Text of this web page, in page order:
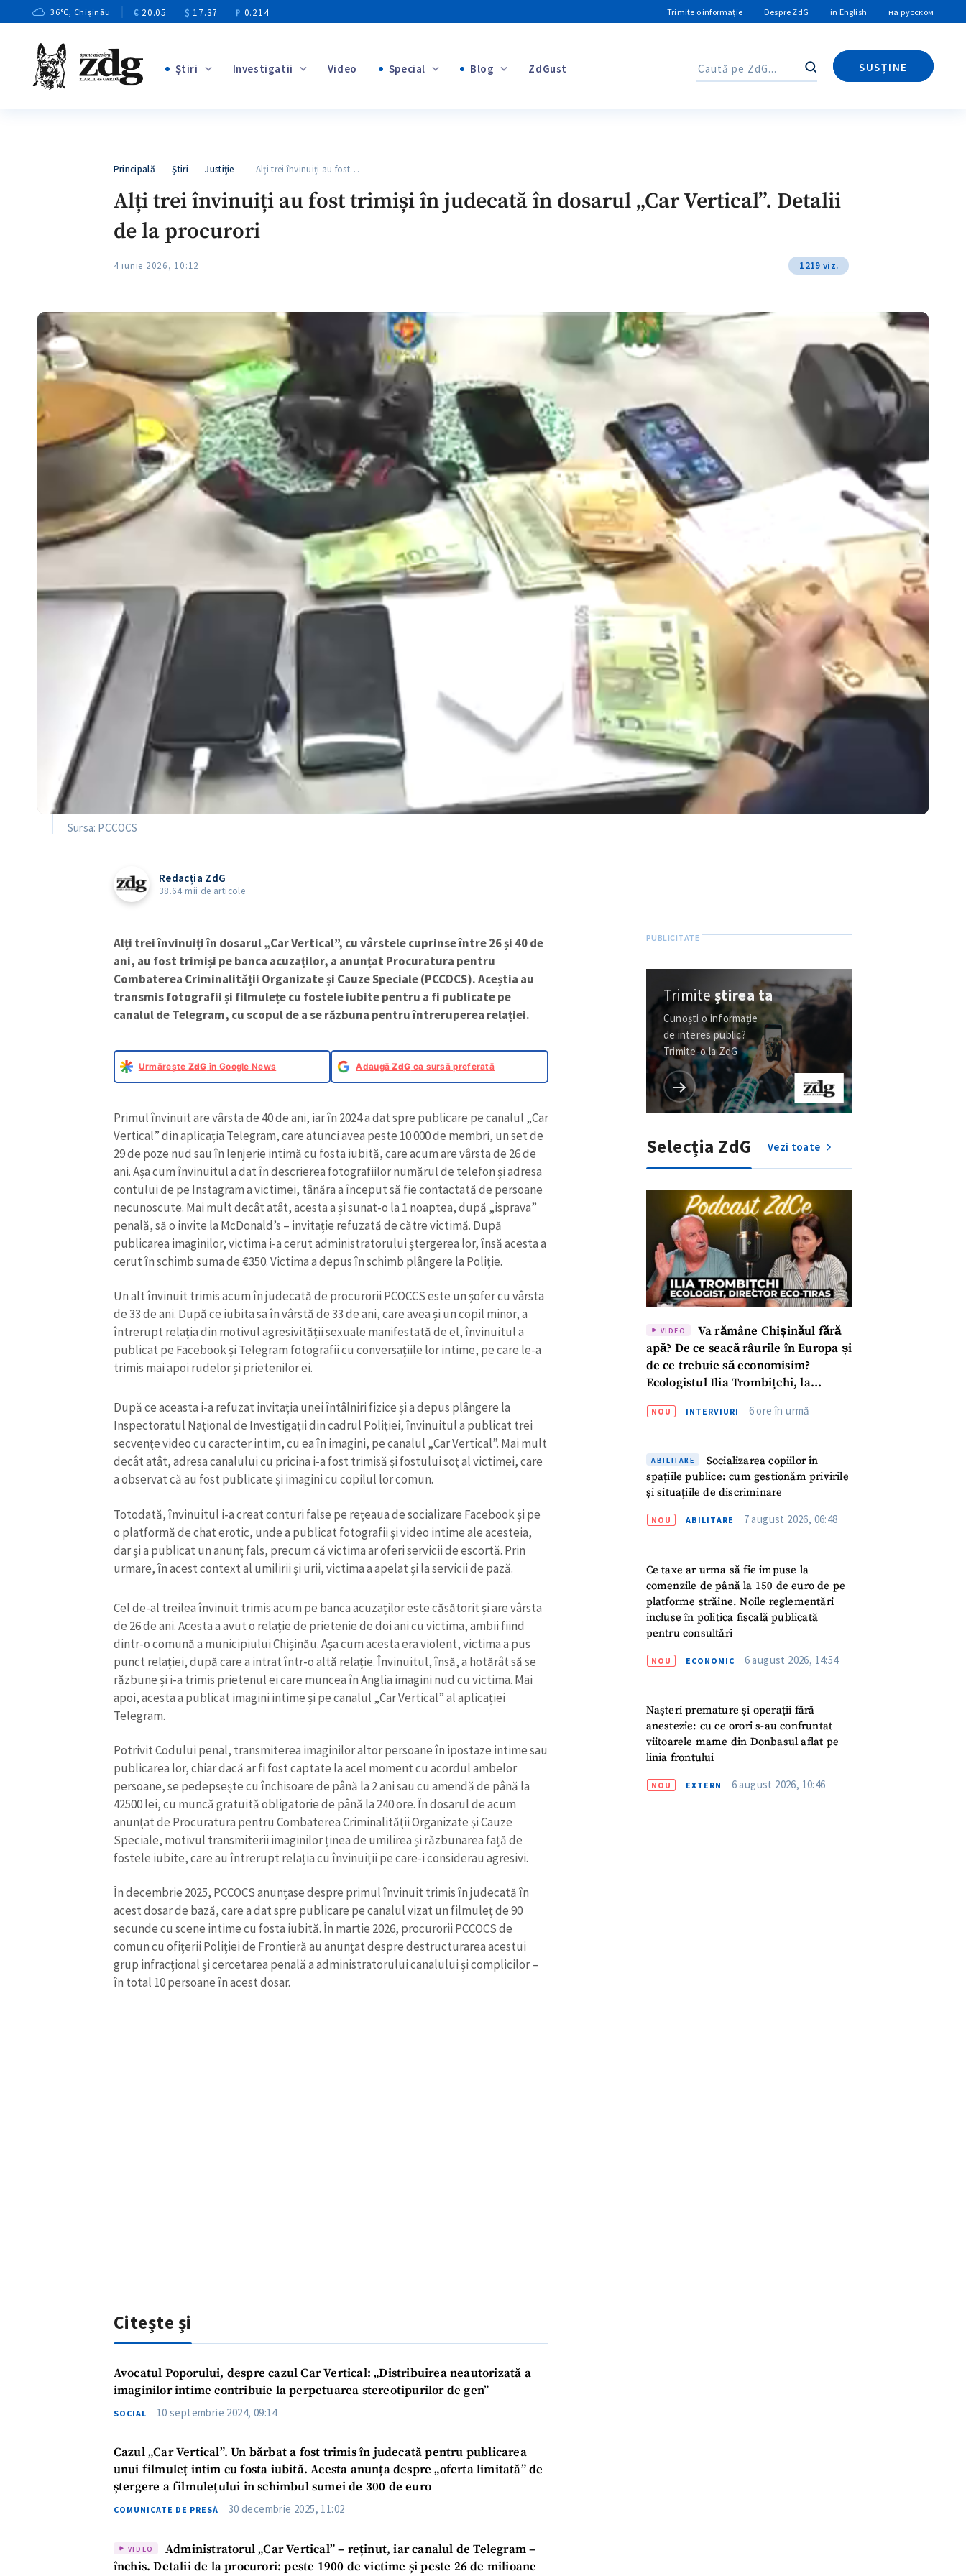
36°C, Chișinău € 20.05 $ 17.37 ₽ 0.214 Trimite o informație Despre ZdG in English на русском
Ştiri Investigatii Video Special Blog ZdGust Caută
SUSȚINE
Caută
Principală —Ştiri —Justiție — Alți trei învinuiți au fost…
Alți trei învinuiți au fost trimiși în judecată în dosarul „Car Vertical”. Detalii
de la procurori
4 iunie 2026, 10:12 1219 viz.
Sursa: PCCOCS
Redacția ZdG
38.64 mii de articole
Alți trei învinuiți în dosarul „Car Vertical”, cu vârstele cuprinse între 26 și 40 de
ani, au fost trimiși pe banca acuzaților, a anunțat Procuratura pentru
Combaterea Criminalității Organizate și Cauze Speciale (PCCOCS). Aceștia au
transmis fotografii și filmulețe cu fostele iubite pentru a fi publicate pe
canalul de Telegram, cu scopul de a se răzbuna pentru întreruperea relației.
Urmărește ZdG în Google News AdaugăZdG ca sursă preferată
Primul învinuit are vârsta de 40 de ani, iar în 2024 a dat spre publicare pe canalul „Car
Vertical” din aplicația Telegram, care atunci avea peste 10 000 de membri, un set de
29 de poze nud sau în lenjerie intimă cu fosta iubită, care acum are vârsta de 26 de
ani. Așa cum învinuitul a dat în descrierea fotografiilor numărul de telefon și adresa
contului de pe Instagram a victimei, tânăra a început să fie contactată de persoane
necunoscute. Mai mult decât atât, acesta a și sunat-o la 1 noaptea, după „isprava”
penală, să o invite la McDonald’s – invitație refuzată de către victimă. După
publicarea imaginilor, victima i-a cerut administratorului ștergerea lor, însă acesta a
cerut în schimb suma de €350. Victima a depus în schimb plângere la Poliție.
Un alt învinuit trimis acum în judecată de procurorii PCOCCS este un șofer cu vârsta
de 33 de ani. După ce iubita sa în vârstă de 33 de ani, care avea și un copil minor, a
întrerupt relația din motivul agresivității sexuale manifestată de el, învinuitul a
publicat pe Facebook și Telegram fotografii cu conversațiile lor intime, pe care le-a
trimis mai apoi rudelor și prietenilor ei.
După ce aceasta i-a refuzat invitația unei întâlniri fizice și a depus plângere la
Inspectoratul Național de Investigații din cadrul Poliției, învinuitul a publicat trei
secvențe video cu caracter intim, cu ea în imagini, pe canalul „Car Vertical”. Mai mult
decât atât, adresa canalului cu pricina i-a fost trimisă și fostului soț al victimei, care
a observat că au fost publicate și imagini cu copilul lor comun.
Totodată, învinuitul i-a creat conturi false pe rețeaua de socializare Facebook și pe
o platformă de chat erotic, unde a publicat fotografii și video intime ale acesteia,
dar și a publicat un anunț fals, precum că victima ar oferi servicii de escortă. Prin
urmare, în acest context al umilirii și urii, victima a apelat și la servicii de pază.
Cel de-al treilea învinuit trimis acum pe banca acuzaților este căsătorit și are vârsta
de 26 de ani. Acesta a avut o relație de prietenie de doi ani cu victima, ambii fiind
dintr-o comună a municipiului Chișinău. Așa cum acesta era violent, victima a pus
punct relației, după care a intrat într-o altă relație. Învinuitul, însă, a hotărât să se
răzbune și i-a trimis prietenul ei care muncea în Anglia imagini nud cu victima. Mai
apoi, acesta a publicat imagini intime și pe canalul „Car Vertical” al aplicației
Telegram.
Potrivit Codului penal, transmiterea imaginilor altor persoane în ipostaze intime sau
publicarea lor, chiar dacă ar fi fost captate la acel moment cu acordul ambelor
persoane, se pedepsește cu închisoare de până la 2 ani sau cu amendă de până la
42500 lei, cu muncă gratuită obligatorie de până la 240 ore. În dosarul de acum
anunțat de Procuratura pentru Combaterea Criminalității Organizate și Cauze
Speciale, motivul transmiterii imaginilor ținea de umilirea și răzbunarea față de
fostele iubite, care au întrerupt relația cu învinuiții pe care-i considerau agresivi.
În decembrie 2025, PCCOCS anunțase despre primul învinuit trimis în judecată în
acest dosar de bază, care a dat spre publicare pe canalul vizat un filmuleț de 90
secunde cu scene intime cu fosta iubită. În martie 2026, procurorii PCCOCS de
comun cu ofițerii Poliției de Frontieră au anunțat despre destructurarea acestui
grup infracțional și cercetarea penală a administratorului canalului și complicilor –
în total 10 persoane în acest dosar.
Citește și
Avocatul Poporului, despre cazul Car Vertical: „Distribuirea neautorizată a
imaginilor intime contribuie la perpetuarea stereotipurilor de gen”
SOCIAL 10 septembrie 2024, 09:14
Cazul „Car Vertical”. Un bărbat a fost trimis în judecată pentru publicarea
unui filmuleț intim cu fosta iubită. Acesta anunța despre „oferta limitată” de
ștergere a filmulețului în schimbul sumei de 300 de euro
COMUNICATE DE PRESĂ 30 decembrie 2025, 11:02
VIDEO
Administratorul „Car Vertical” – reținut, iar canalul de Telegram –
închis. Detalii de la procurori: peste 1900 de victime și peste 26 de milioane
Trimiteștirea ta
Cunoști o informație
de interes public?
Trimite-o la ZdG
Selecția ZdG Vezi toate
VIDEO
Va rămâne Chișinăul fără
apă? De ce seacă râurile în Europa și
de ce trebuie să economisim?
Ecologistul Ilia Trombițchi, la
NOU INTERVIURI 6 ore în urmă
ABILITARE
Socializarea copiilor în
spațiile publice: cum gestionăm privirile
și situațiile de discriminare
NOU ABILITARE 7 august 2026, 06:48
Ce taxe ar urma să fie impuse la
comenzile de până la 150 de euro de pe
platforme străine. Noile reglementări
incluse în politica fiscală publicată
pentru consultări
NOU ECONOMIC 6 august 2026, 14:54
Nașteri premature și operații fără
anestezie: cu ce orori s-au confruntat
viitoarele mame din Donbasul aflat pe
linia frontului
NOU EXTERN 6 august 2026, 10:46
ȘTIREA MEA
Titlu știre + Adaugă titlu
Link media + Link media
Mesajul știrei + Mesajul știrei
+ Numele meu
+ Emailul meu
+ Telefon personal
TRIMITE ȘTIREA